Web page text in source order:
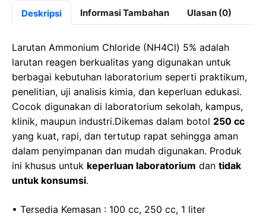
c
b
o
o
k
st
d
o
n
at
s
A
p
p
e
gr
a
m
Deskripsi Informasi Tambahan Ulasan (0)
Larutan Ammonium Chloride (NH4Cl) 5% adalah
larutan reagen berkualitas yang digunakan untuk
berbagai kebutuhan laboratorium seperti praktikum,
penelitian, uji analisis kimia, dan keperluan edukasi.
Cocok digunakan di laboratorium sekolah, kampus,
klinik, maupun industri.Dikemas dalam botol 250 cc
yang kuat, rapi, dan tertutup rapat sehingga aman
dalam penyimpanan dan mudah digunakan. Produk
ini khusus untuk keperluan laboratorium dan tidak
untuk konsumsi.
• Tersedia Kemasan : 100 cc, 250 cc, 1 liter